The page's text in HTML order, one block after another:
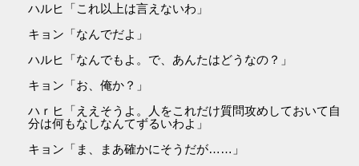
ハルヒ「これ以上は言えないわ」
キョン「なんでだよ」
ハルヒ「なんでもよ。で、あんたはどうなの？」
キョン「お、俺か？」
ハｒヒ「ええそうよ。人をこれだけ質問攻めしておいて自
分は何もなしなんてずるいわよ」
キョン「ま、まあ確かにそうだが……」